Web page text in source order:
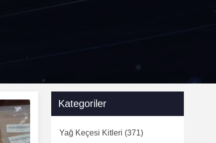
Kategoriler
Yağ Keçesi Kitleri (371)